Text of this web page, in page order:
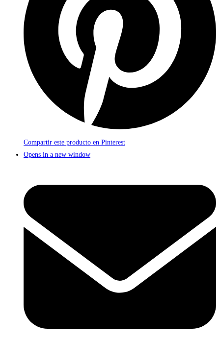
Compartir este producto en Pinterest
Opens in a new window